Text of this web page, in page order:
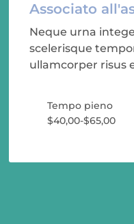
Associato
Neque urna
scelerisque
ullamcorper risus
Tempo pieno
$40,00-$65,00